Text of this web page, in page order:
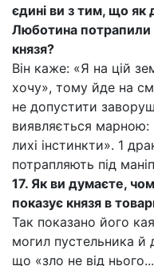
єдині ви з тим, що як
Люботина потрапили
князя?
Він каже: «Я на цій
хочу», тому йде на
не допустити
виявляється
лихі інстинкти». 1
потрапляють під
17. Як ви думаєте,
показує князя в
Так показано його
могил пустельника й
що «зло не від